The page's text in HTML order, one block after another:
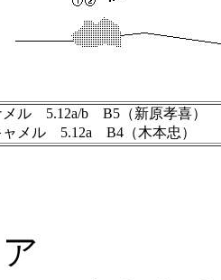
メル 5.12a/b B5（新原孝喜）
ャメル 5.12a B4（木本忠）